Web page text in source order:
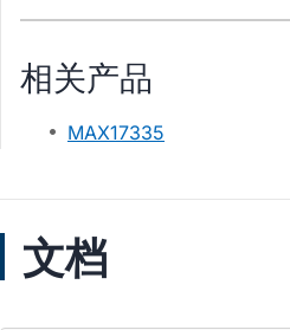
相关产品
MAX17335
文档